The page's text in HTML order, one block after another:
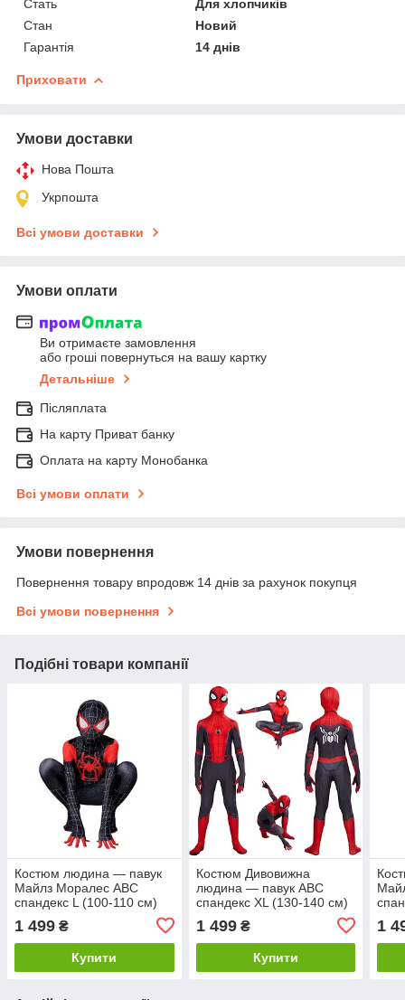
Стать
Для хлопчиків
Стан
Новий
Гарантія
14 днів
Приховати
Умови доставки
Нова Пошта
Укрпошта
Всі умови доставки
Умови оплати
Ви отримаєте замовлення
або гроші повернуться на вашу картку
Детальніше
Післяплата
На карту Приват банку
Оплата на карту Монобанка
Всі умови оплати
Умови повернення
Повернення товару впродовж 14 днів за рахунок покупця
Всі умови повернення
Подібні товари компанії
Костюм людина — павук
Майлз Моралес ABC
спандекс L (100-110 см)
1 499 ₴
Купити
Костюм Дивовижна
людина — павук ABC
спандекс XL (130-140 см)
1 499₴
Купити
1